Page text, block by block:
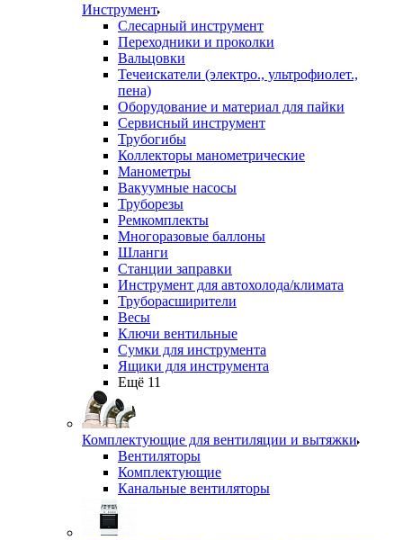
Инструмент
Слесарный инструмент
Переходники и проколки
Вальцовки
Течеискатели (электро., ультрофиолет.,
пена)
Оборудование и материал для пайки
Сервисный инструмент
Трубогибы
Коллекторы манометрические
Манометры
Вакуумные насосы
Труборезы
Ремкомплекты
Многоразовые баллоны
Шланги
Станции заправки
Инструмент для автохолода/климата
Труборасширители
Весы
Ключи вентильные
Сумки для инструмента
Ящики для инструмента
Ещё 11
Комплектующие для вентиляции и вытяжки
Вентиляторы
Комплектующие
Канальные вентиляторы